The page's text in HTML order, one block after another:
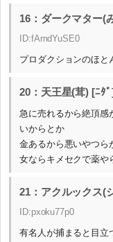
16：ダークマター(
ID:fAmdYuSE0
プロダクションのほと
20：天王星(茸) [ﾆﾀ
急に売れるから絶頂感
いからとか
金あるから悪いやつら
女ならキメセクで薬や
21：アクルックス(
ID:pxoku77p0
有名人が捕まると目立